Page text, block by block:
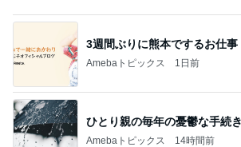
3週間ぶりに熊本でするお仕事
Amebaトピックス 1日前
ひとり親の毎年の憂鬱な手続き
Amebaトピックス 14時間前